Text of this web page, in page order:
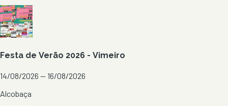
Festa de Verão 2026 - Vimeiro
14/08/2026 — 16/08/2026
Alcobaça